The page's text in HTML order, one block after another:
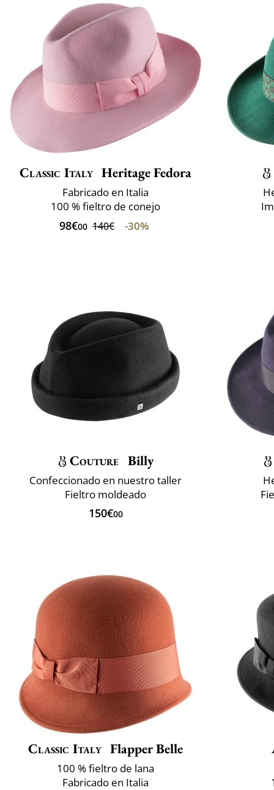
Classic Italy Heritage Fedora
Fabricado en Italia
100 % fieltro de conejo
98€00 140€ -30%
Couture Billy
Confeccionado en nuestro taller
Fieltro moldeado
150€00
Classic Italy Flapper Belle
100 % fieltro de lana
Fabricado en Italia